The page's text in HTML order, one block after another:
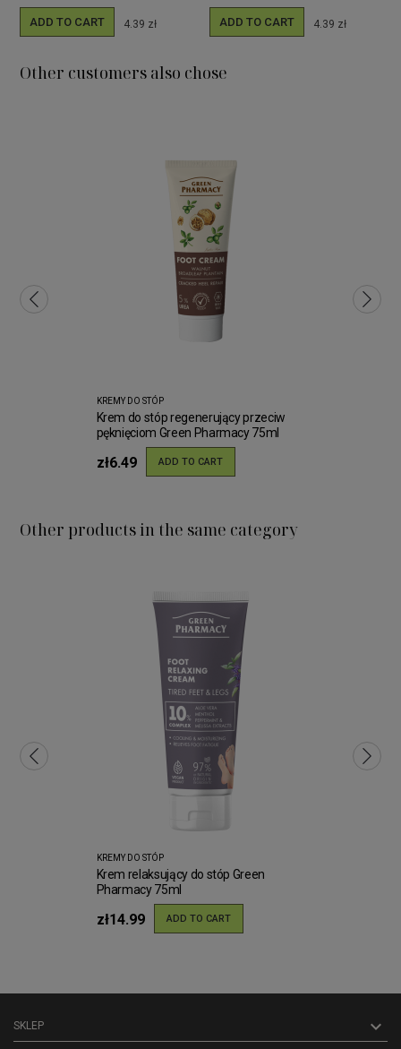
ADD TO CART 4.39 zł ADD TO CART 4.39 zł
Other customers also chose
KREMY DO STÓP
Krem do stóp regenerujący przeciw
pęknięciom Green Pharmacy 75ml
zł6.49 ADD TO CART
Other products in the same category
KREMY DO STÓP
Krem relaksujący do stóp Green
Pharmacy 75ml
zł14.99 ADD TO CART
SKLEP
